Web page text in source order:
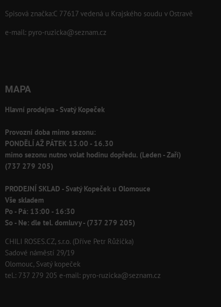
Spisová značka:C 77617 vedená u Krajského soudu v Ostravě
e-mail: pyro-ruzicka@seznam.cz
MAPA
Hlavní prodejna - Svatý Kopeček
Provozní doba mimo sezonu:
PONDĚLÍ AŽ PÁTEK 13.00 - 16.30
mimo sezonu nutno volat hodinu dopředu. (Leden - Zaří)
(737 279 205)
PRODEJNÍ SKLAD - Svatý Kopeček u Olomouce
Vše skladem
Po - Pá: 13:00 - 16:30
So - Ne: dle tel. domluvy - (737 279 205)
CHILI ROSES.CZ, s.r.o. (Dříve Petr Růžička)
Sadové náměstí 29/19
Olomouc, Svatý kopeček
tel.: 737 279 205 e-mail: pyro-ruzicka@seznam.cz